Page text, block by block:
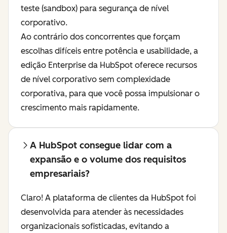
teste (sandbox) para segurança de nível
corporativo.
Ao contrário dos concorrentes que forçam
escolhas difíceis entre potência e usabilidade, a
edição Enterprise da HubSpot oferece recursos
de nível corporativo sem complexidade
corporativa, para que você possa impulsionar o
crescimento mais rapidamente.
A HubSpot consegue lidar com a
expansão e o volume dos requisitos
empresariais?
Claro! A plataforma de clientes da HubSpot foi
desenvolvida para atender às necessidades
organizacionais sofisticadas, evitando a